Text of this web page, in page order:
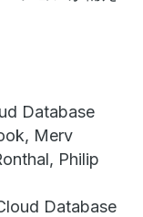
Database
Merv
Philip
Database